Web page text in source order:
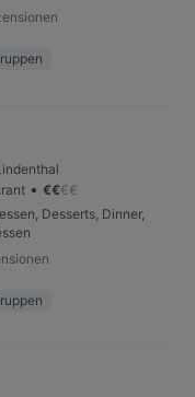
• €€€€
Desserts, Dinner,